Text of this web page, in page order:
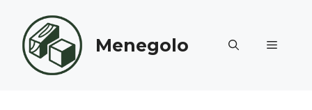
contenu
Menegolo MENU